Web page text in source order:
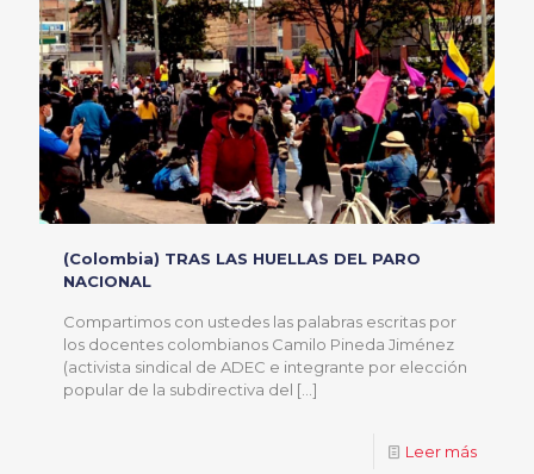
(Colombia) TRAS LAS HUELLAS DEL PARO
NACIONAL
Compartimos con ustedes las palabras escritas por
los docentes colombianos Camilo Pineda Jiménez
(activista sindical de ADEC e integrante por elección
popular de la subdirectiva del […]
Leer más